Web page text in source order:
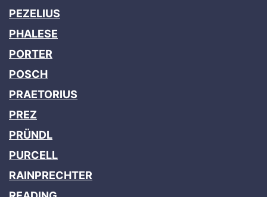
PEZELIUS
PHALESE
PORTER
POSCH
PRAETORIUS
PREZ
PRÜNDL
PURCELL
RAINPRECHTER